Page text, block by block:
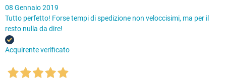
08 Gennaio 2019
Tutto perfetto! Forse tempi di spedizione non veloccisimi, ma per il
resto nulla da dire!
Acquirente verificato